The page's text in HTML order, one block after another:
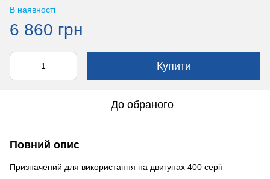
В наявності
6 860 грн
Купити
До обраного
Повний опис
Призначений для використання на двигунах 400 серії